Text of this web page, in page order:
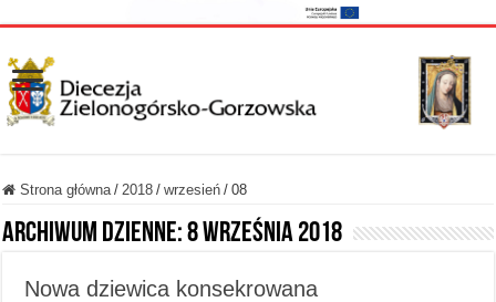
Strona główna / 2018 / wrzesień / 08
Archiwum dzienne:8 września 2018
Nowa dziewica konsekrowana